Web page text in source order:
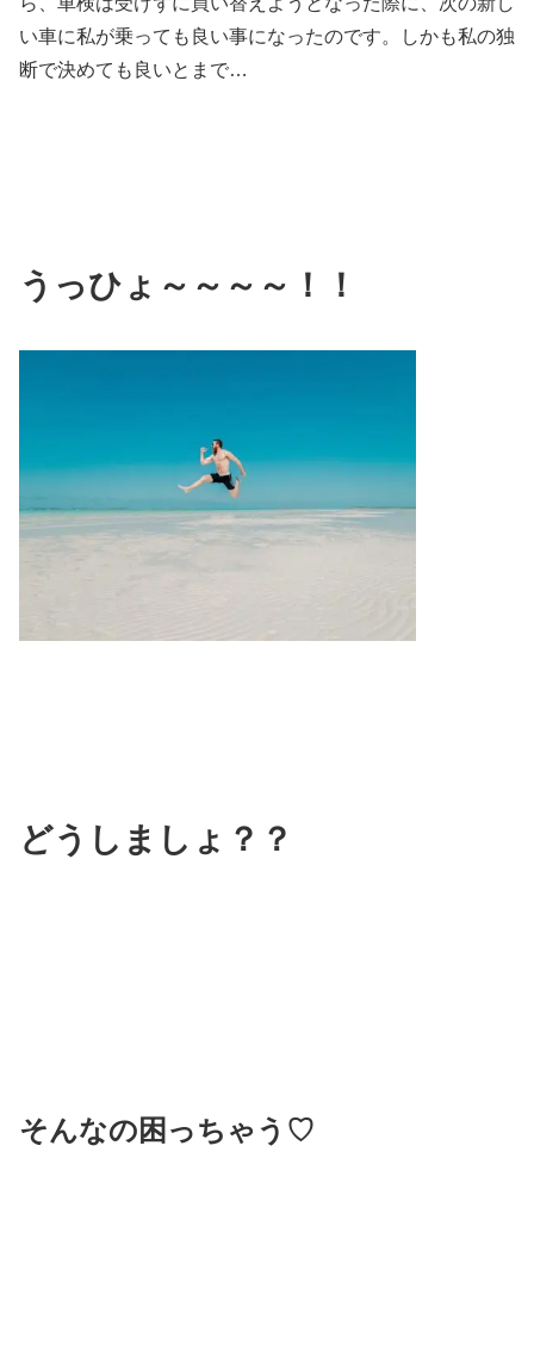
い車に私が乗っても良い事になったのです。しかも私の独
断で決めても良いとまで…
うっひょ～～～～！！
どうしましょ？？
そんなの困っちゃう♡